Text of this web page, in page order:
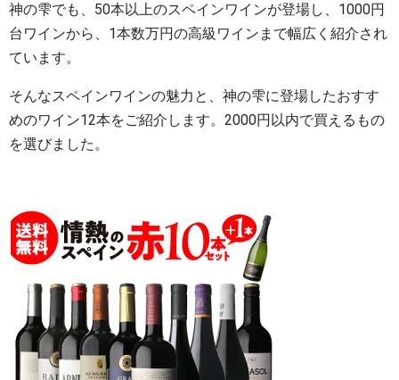
神の雫でも、50本以上のスペインワインが登場し、1000円
台ワインから、1本数万円の高級ワインまで幅広く紹介され
ています。
そんなスペインワインの魅力と、神の雫に登場したおすす
めのワイン12本をご紹介します。2000円以内で買えるもの
を選びました。